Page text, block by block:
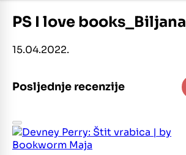
PS I love
15.04.2022.
Posljednje recenzije